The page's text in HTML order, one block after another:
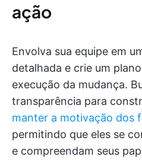
ação
Envolva sua equipe em
detalhada e crie um
execução da mudança.
transparência para
manter a motivação dos
permitindo que eles se
e compreendam seus